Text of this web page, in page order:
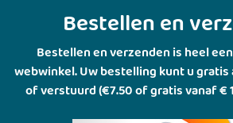
Bestellen en
Bestellen en verzenden is heel
webwinkel. Uw bestelling kunt u
of verstuurd (€7.50 of gratis vanaf €